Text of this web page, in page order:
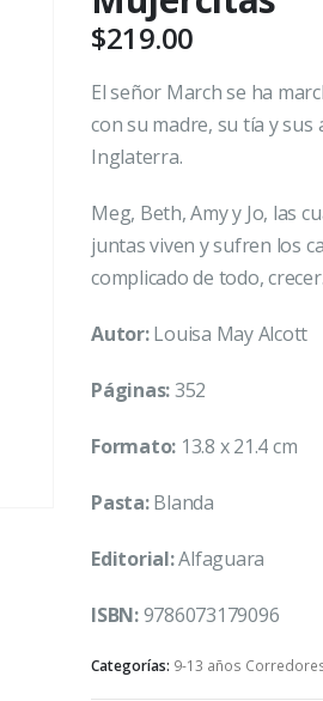
$219.00
El señor March se ha
con su madre, su tía y
Inglaterra.
Meg, Beth, Amy y Jo, las
juntas viven y sufren los
complicado de todo, crecer.
Autor:Louisa May Alcott
Páginas:352
Formato: 13.8 x 21.4 cm
Pasta:Blanda
Editorial:Alfaguara
ISBN:9786073179096
Categorías: 9-13 años